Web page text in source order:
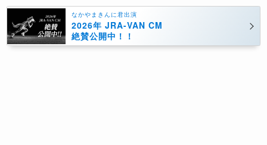
なかやまきんに君出演
2026年 JRA-VAN CM
絶賛公開中！！